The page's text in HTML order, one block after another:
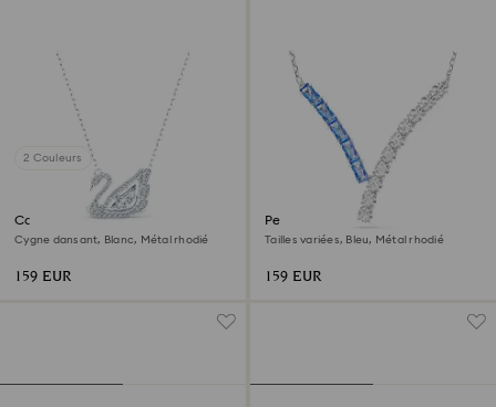
2 Couleurs
Collier Swan
Cygne dansant, Blanc, Métal rhodié
159 EUR
Pendentif Matrix
Tailles variées, Bleu, Métal rhodié
159 EUR